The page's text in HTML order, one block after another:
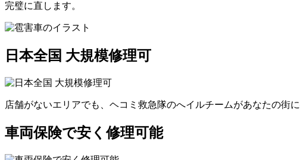
完璧に直します。
日本全国 大規模修理可
店舗がないエリアでも、ヘコミ救急隊のへイルチームがあなたの街
車両保険で安く修理可能